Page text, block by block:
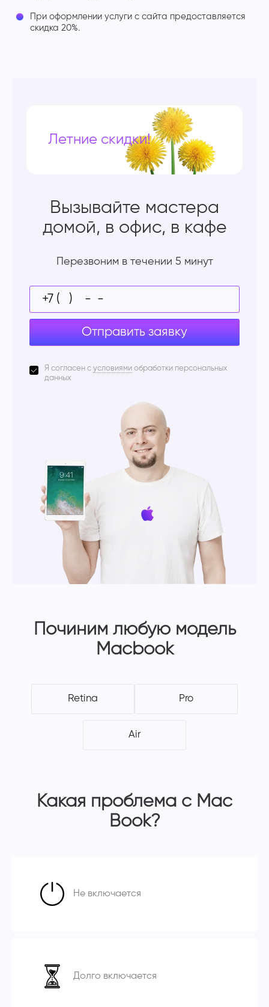
При оформлении услуги с сайта предоставляется
скидка 20%.
Летние скидки!
Вызывайте мастера
домой, в офис, в кафе
Перезвоним в течении 5 минут
Отправить заявку
Я согласен с условиями обработки персональных
данных
Починим любую модель
Macbook
Retina Pro
Air
Какая проблема с Mac
Book?
Не включается
Долго включается